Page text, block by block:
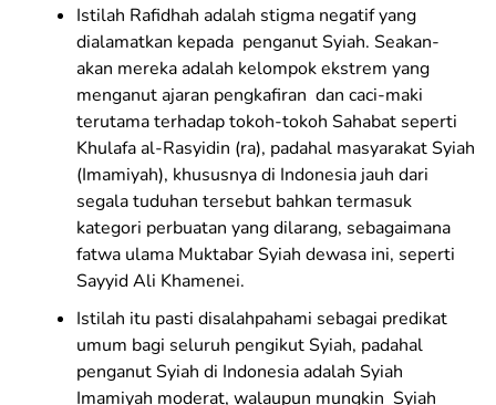
Istilah Rafidhah adalah stigma negatif yang
dialamatkan kepada penganut Syiah. Seakan-
akan mereka adalah kelompok ekstrem yang
menganut ajaran pengkafiran dan caci-maki
terutama terhadap tokoh-tokoh Sahabat seperti
Khulafa al-Rasyidin (ra), padahal masyarakat Syiah
(Imamiyah), khususnya di Indonesia jauh dari
segala tuduhan tersebut bahkan termasuk
kategori perbuatan yang dilarang, sebagaimana
fatwa ulama Muktabar Syiah dewasa ini, seperti
Sayyid Ali Khamenei.
Istilah itu pasti disalahpahami sebagai predikat
umum bagi seluruh pengikut Syiah, padahal
penganut Syiah di Indonesia adalah Syiah
Imamiyah moderat, walaupun mungkin Syiah